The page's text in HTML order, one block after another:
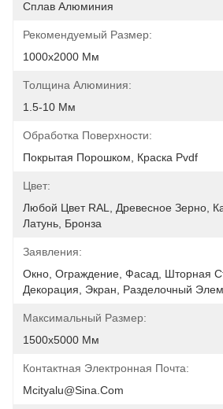
Сплав Алюминия
Рекомендуемый Размер:
1000х2000 Мм
Толщина Алюминия:
1.5-10 Мм
Обработка Поверхности:
Покрытая Порошком, Краска Pvdf
Цвет:
Любой Цвет RAL, Древесное Зерно,
Латунь, Бронза
Заявления:
Окно, Ограждение, Фасад, Шторная
Декорация, Экран, Разделочный
Максимальный Размер:
1500х5000 Мм
Контактная Электронная Почта:
Mcityalu@sina.com